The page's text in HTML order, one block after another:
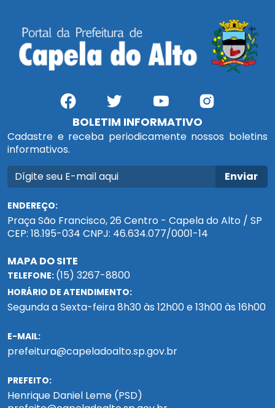
BOLETIM INFORMATIVO
Cadastre e receba periodicamente nossos boletins
informativos.
Enviar
ENDEREÇO:
Praça São Francisco, 26 Centro - Capela do Alto / SP
CEP: 18.195-034 CNPJ: 46.634.077/0001-14
MAPA DO SITE
TELEFONE: (15) 3267-8800
HORÁRIO DE ATENDIMENTO:
Segunda a Sexta-feira 8h30 às 12h00 e 13h00 às 16h00
E-MAIL:
prefeitura@capeladoalto.sp.gov.br
PREFEITO:
Henrique Daniel Leme (PSD)